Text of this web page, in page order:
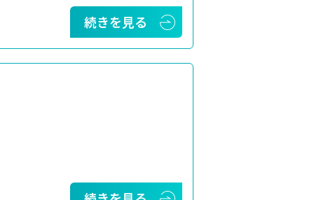
続きを見る